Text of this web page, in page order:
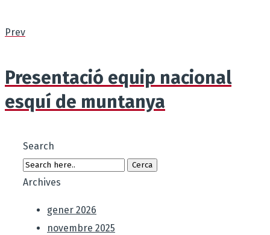
Prev
Presentació equip nacional
esquí de muntanya
Search
Archives
gener 2026
novembre 2025